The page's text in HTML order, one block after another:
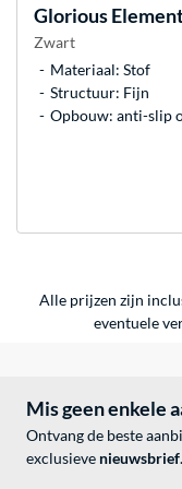
Glorious
Zwart
Materiaal: Stof
Structuur: Fijn
Opbouw: anti-slip
Alle prijzen zijn
eventuele
Mis geen enkele
Ontvang de beste
exclusieve nieuwsbrief.